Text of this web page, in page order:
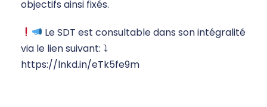
objectifs ainsi fixés.
Le SDT est consultable dans son intégralité
via le lien suivant: ⤵
https://lnkd.in/eTk5fe9m